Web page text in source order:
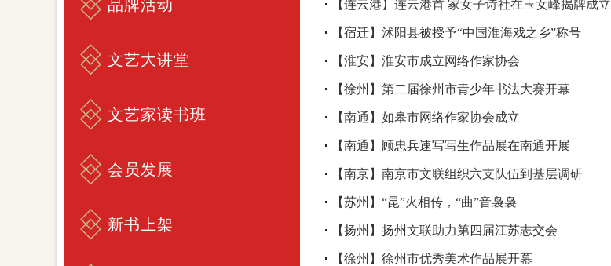
品牌活动
文艺大讲堂
文艺家读书班
会员发展
新书上架
【连云港】连云港首 家女子诗社在玉女峰揭牌成立
【宿迁】沭阳县被授予“中国淮海戏之乡”称号
【淮安】淮安市成立网络作家协会
【徐州】第二届徐州市青少年书法大赛开幕
【南通】如皋市网络作家协会成立
【南通】顾忠兵速写写生作品展在南通开展
【南京】南京市文联组织六支队伍到基层调研
【苏州】“昆”火相传，“曲”音袅袅
【扬州】扬州文联助力第四届江苏志交会
【徐州】徐州市优秀美术作品展开幕